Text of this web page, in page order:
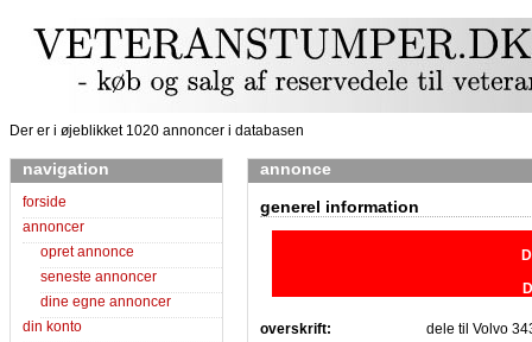
Der er i øjeblikket 1020 annoncer i databasen
navigation
forside
annoncer
opret annonce
seneste annoncer
dine egne annoncer
din konto
annonce
generel information
overskrift: dele til Volvo